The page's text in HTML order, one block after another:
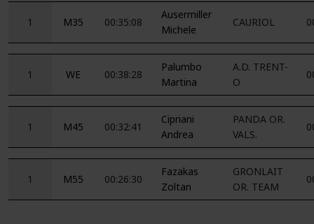
1 M35 00:35:08
Ausermiller
Michele
CAURIOL
1 WE 00:38:28
Palumbo
Martina
A.D. TRENT-
O
1 M45 00:32:41
Cipriani
Andrea
PANDA OR.
VALS.
1 M55 00:26:30
Fazakas
Zoltan
GRONLAIT
OR. TEAM